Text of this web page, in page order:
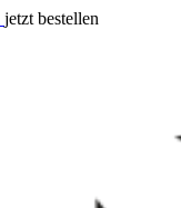
jetzt bestellen